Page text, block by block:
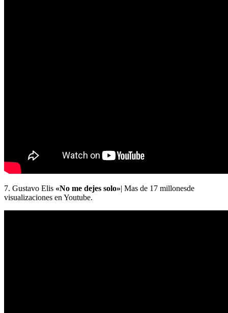
7. Gustavo Elis «No me dejes solo»| Mas de 17 millonesde
visualizaciones en Youtube.